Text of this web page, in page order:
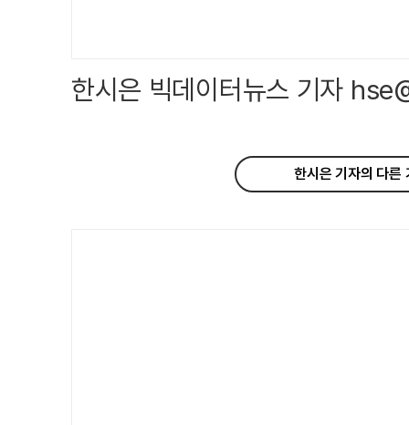
한시은 빅데이터뉴스 기자
한시은 기자의 다른